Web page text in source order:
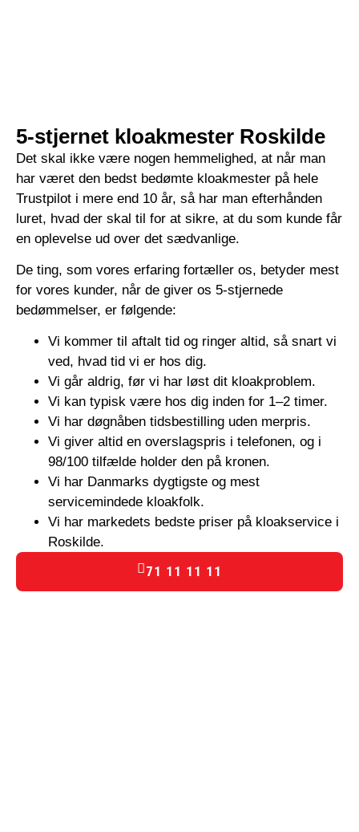
5-stjernet kloakmester Roskilde
Det skal ikke være nogen hemmelighed, at når man
har været den bedst bedømte kloakmester på hele
Trustpilot i mere end 10 år, så har man efterhånden
luret, hvad der skal til for at sikre, at du som kunde får
en oplevelse ud over det sædvanlige.
De ting, som vores erfaring fortæller os, betyder mest
for vores kunder, når de giver os 5-stjernede
bedømmelser, er følgende:
Vi kommer til aftalt tid og ringer altid, så snart vi
ved, hvad tid vi er hos dig.
Vi går aldrig, før vi har løst dit kloakproblem.
Vi kan typisk være hos dig inden for 1–2 timer.
Vi har døgnåben tidsbestilling uden merpris.
Vi giver altid en overslagspris i telefonen, og i
98/100 tilfælde holder den på kronen.
Vi har Danmarks dygtigste og mest
servicemindede kloakfolk.
Vi har markedets bedste priser på kloakservice i
Roskilde.
71 11 11 11